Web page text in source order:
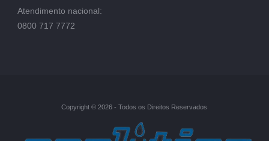
Atendimento nacional:
0800 717 7772
Copyright © 2026 - Todos os Direitos Reservados